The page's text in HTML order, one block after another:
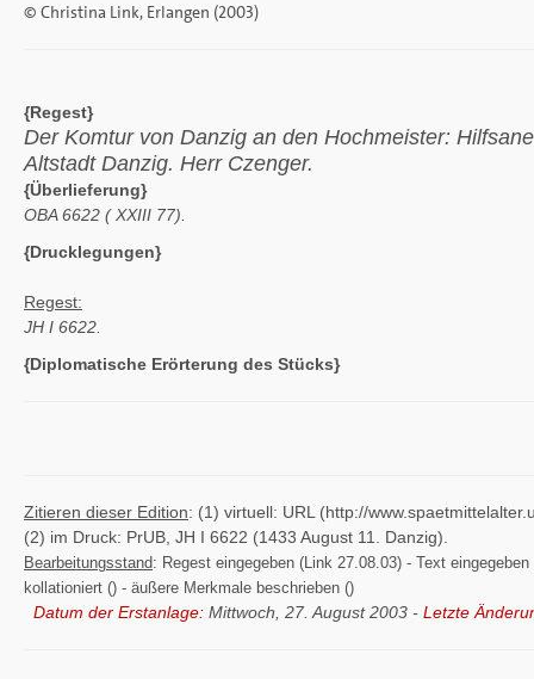
© Christina Link, Erlangen (2003)
{Regest}
Der Komtur von Danzig an den Hochmeister:
Altstadt Danzig. Herr Czenger.
{Überlieferung}
OBA 6622 ( XXIII 77).
{Drucklegungen}
Regest:
JH I 6622.
{Diplomatische Erörterung des Stücks}
Zitieren dieser Edition: (1) virtuell: URL (http://
(2) im Druck: PrUB, JH I 6622 (1433 August 11. Danzig).
Bearbeitungsstand: Regest eingegeben (Link 27.08.03) - Text
kollationiert () - äußere Merkmale beschrieben ()
Datum der Erstanlage: Mittwoch, 27. August 2003 - Letzte